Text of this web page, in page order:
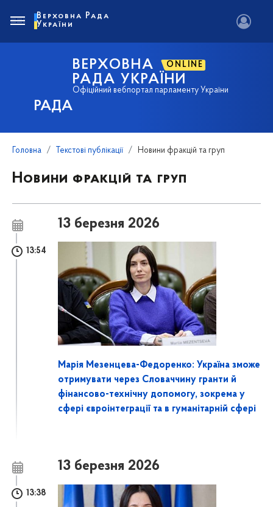
РАДА
ВЕРХОВНА ONLINE
РАДА УКРАЇНИ
Офіційний вебпортал парламенту України
Верховна Рада
України
Головна Текстові публікації Новини фракцій та груп
Новини фракцій та груп
13 березня 2026
13:54
Марія Мезенцева-Федоренко: Україна зможе
отримувати через Словаччину гранти й
фінансово-технічну допомогу, зокрема у
сфері євроінтеграції та в гуманітарній сфері
13 березня 2026
13:38